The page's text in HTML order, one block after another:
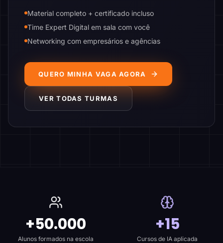
Material completo + certificado incluso
Time Expert Digital em sala com você
Networking com empresários e agências
QUERO MINHA VAGA AGORA
VER TODAS TURMAS
+50.000
Alunos formados na escola
+15
Cursos de IA aplicada